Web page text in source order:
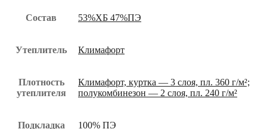
Состав 53%ХБ 47%ПЭ
Утеплитель Климафорт
Плотность
утеплителя
Климафорт, куртка — 3 слоя, пл. 360 г/м²;
полукомбинезон — 2 слоя, пл. 240 г/м²
Подкладка 100% ПЭ